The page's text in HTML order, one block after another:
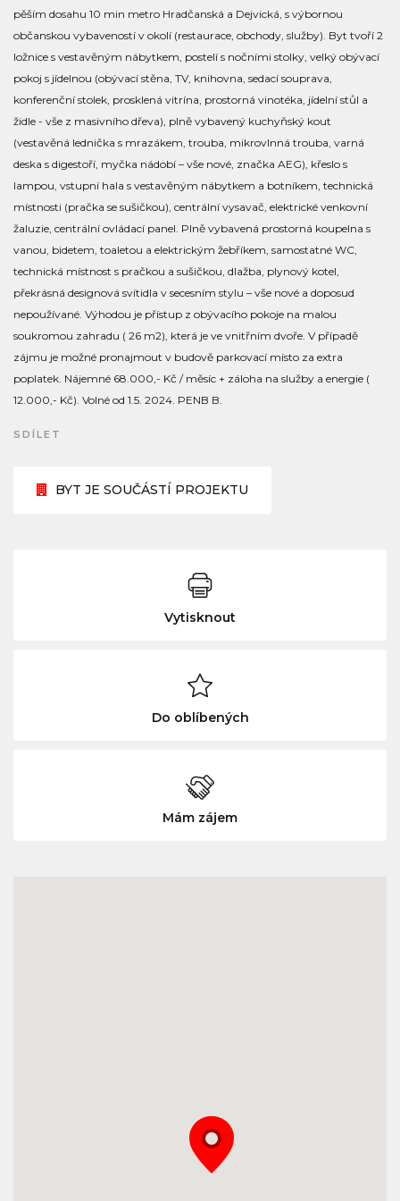
pěším dosahu 10 min metro Hradčanská a Dejvická, s výbornou
občanskou vybaveností v okolí (restaurace, obchody, služby). Byt tvoří 2
ložnice s vestavěným nábytkem, postelí s nočními stolky, velký obývací
pokoj s jídelnou (obývací stěna, TV, knihovna, sedací souprava,
konferenční stolek, prosklená vitrína, prostorná vinotéka, jídelní stůl a
židle - vše z masivního dřeva), plně vybavený kuchyňský kout
(vestavěná lednička s mrazákem, trouba, mikrovlnná trouba, varná
deska s digestoří, myčka nádobí – vše nové, značka AEG), křeslo s
lampou, vstupní hala s vestavěným nábytkem a botníkem, technická
místnosti (pračka se sušičkou), centrální vysavač, elektrické venkovní
žaluzie, centrální ovládací panel. Plně vybavená prostorná koupelna s
vanou, bidetem, toaletou a elektrickým žebříkem, samostatné WC,
technická místnost s pračkou a sušičkou, dlažba, plynový kotel,
překrásná designová svítidla v secesním stylu – vše nové a doposud
nepoužívané. Výhodou je přístup z obývacího pokoje na malou
soukromou zahradu ( 26 m2), která je ve vnitřním dvoře. V případě
zájmu je možné pronajmout v budově parkovací místo za extra
poplatek. Nájemné 68.000,- Kč / měsíc + záloha na služby a energie (
12.000,- Kč). Volné od 1.5. 2024. PENB B.
SDÍLET
BYT JE SOUČÁSTÍ PROJEKTU
Vytisknout
Do oblíbených
Mám zájem